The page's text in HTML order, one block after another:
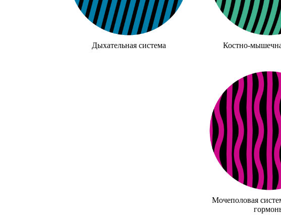
Дыхательная система Костно-
Мочеполовая